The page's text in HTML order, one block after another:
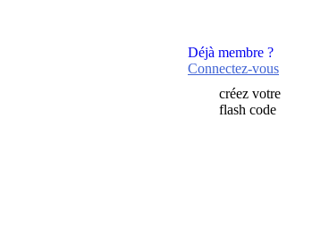
Déjà membre ?
Connectez-vous
créez votre
flash code